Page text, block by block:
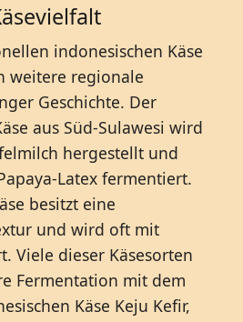
indonesischen Käse
weitere regionale
Geschichte. Der
aus Süd-Sulawesi wird
hergestellt und
Latex fermentiert.
besitzt eine
und wird oft mit
Viele dieser Käsesorten
Fermentation mit dem
Käse Keju Kefir,